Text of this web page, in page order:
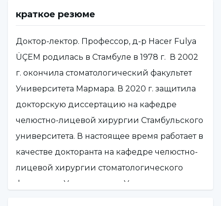
краткое резюме
Доктор-лектор. Профессор, д-р Hacer Fulya
ÜÇEM родилась в Стамбуле в 1978 г. В 2002
г. окончила стоматологический факультет
Университета Мармара. В 2020 г. защитила
докторскую диссертацию на кафедре
челюстно-лицевой хирургии Стамбульского
университета. В настоящее время работает в
качестве докторанта на кафедре челюстно-
лицевой хирургии стоматологического
факультета Университета Ускюдар.